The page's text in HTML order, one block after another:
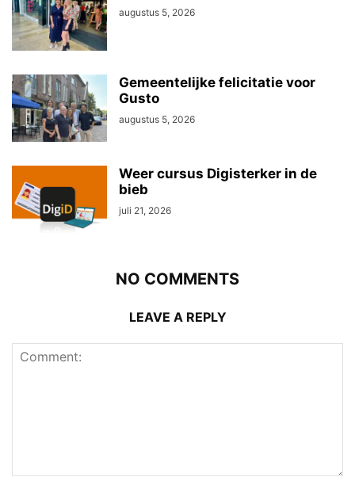
augustus 5, 2026
Gemeentelijke felicitatie voor
Gusto
augustus 5, 2026
Weer cursus Digisterker in de
bieb
juli 21, 2026
NO COMMENTS
LEAVE A REPLY